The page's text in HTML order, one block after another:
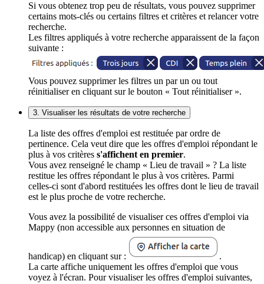
Si vous obtenez trop peu de résultats, vous pouvez supprimer
certains mots-clés ou certains filtres et critères et relancer votre
recherche.
Les filtres appliqués à votre recherche apparaissent de la façon
suivante :
Vous pouvez supprimer les filtres un par un ou tout
réinitialiser en cliquant sur le bouton « Tout réinitialiser ».
3. Visualiser les résultats de votre recherche
La liste des offres d'emploi est restituée par ordre de
pertinence. Cela veut dire que les offres d'emploi répondant le
plus à vos critères s'affichent en premier.
Vous avez renseigné le champ « Lieu de travail » ? La liste
restitue les offres répondant le plus à vos critères. Parmi
celles-ci sont d'abord restituées les offres dont le lieu de travail
est le plus proche de votre recherche.
Vous avez la possibilité de visualiser ces offres d'emploi via
Mappy (non accessible aux personnes en situation de
handicap) en cliquant sur :
.
La carte affiche uniquement les offres d'emploi que vous
voyez à l'écran. Pour visualiser les offres d'emploi suivantes,